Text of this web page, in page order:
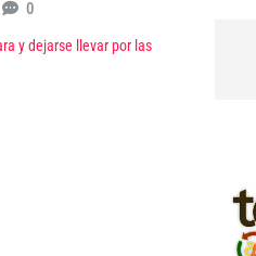
0
y dejarse llevar por las